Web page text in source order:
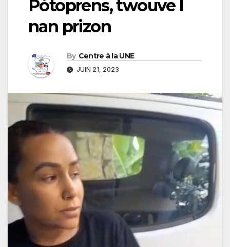
Pòtoprens, twouve l
nan prizon
By Centre à la UNE
JUIN 21, 2023